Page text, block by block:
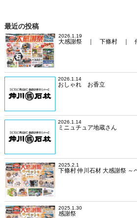
最近の投稿
2026.1.19
大感謝祭 ｜ 下條村 ｜
2026.1.14
おしゃれ お香立
2026.1.14
ミニュチュア地蔵さん
2025.2.1
下條村 仲川石材 大感謝祭 ～
2025.1.30
感謝祭